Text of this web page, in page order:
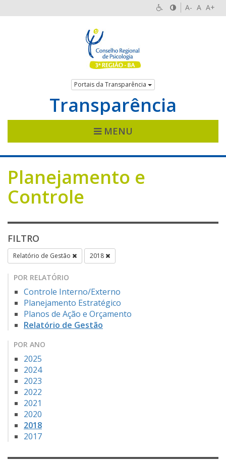
A- A A+
Portais da Transparência
Transparência
MENU
Planejamento e
Controle
FILTRO
Relatório de Gestão 2018
POR RELATÓRIO
Controle Interno/Externo
Planejamento Estratégico
Planos de Ação e Orçamento
Relatório de Gestão
POR ANO
2025
2024
2023
2022
2021
2020
2018
2017